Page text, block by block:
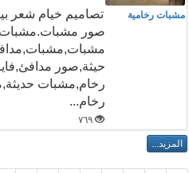
مشبات رخامية
تصاميم خيام شعر
صور
حيثة,صور
رخام,مشبات
رخام...
٧٦٩